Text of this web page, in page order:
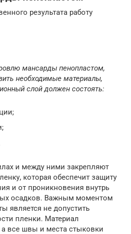
результата работу
мансарды пенопластом,
необходимые материалы,
слой должен состоять:
и между ними закрепляют
которая обеспечит защиту
и от проникновения внутрь
осадков. Важным моментом
является не допустить
пленки. Материал
все швы и места стыковки